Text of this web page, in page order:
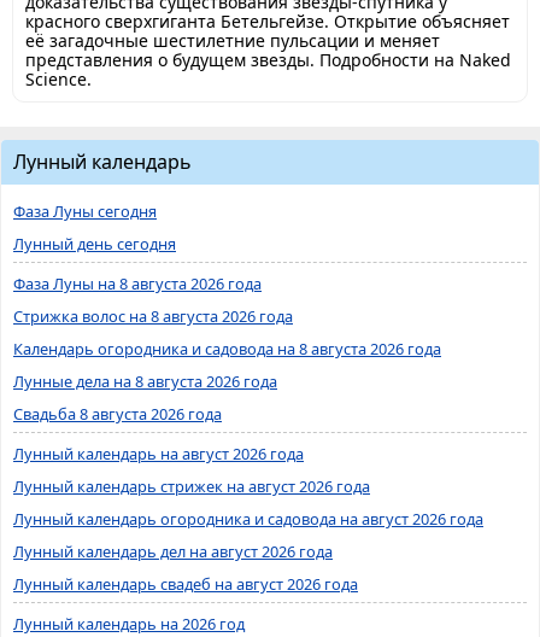
красного сверхгиганта Бетельгейзе. Открытие объясняет
её загадочные шестилетние пульсации и меняет
представления о будущем звезды. Подробности на Naked
Science.
Лунный календарь
Фаза Луны сегодня
Лунный день сегодня
Фаза Луны на 8 августа 2026 года
Стрижка волос на 8 августа 2026 года
Календарь огородника и садовода на 8 августа 2026 года
Лунные дела на 8 августа 2026 года
Свадьба 8 августа 2026 года
Лунный календарь на август 2026 года
Лунный календарь стрижек на август 2026 года
Лунный календарь огородника и садовода на август 2026 года
Лунный календарь дел на август 2026 года
Лунный календарь свадеб на август 2026 года
Лунный календарь на 2026 год